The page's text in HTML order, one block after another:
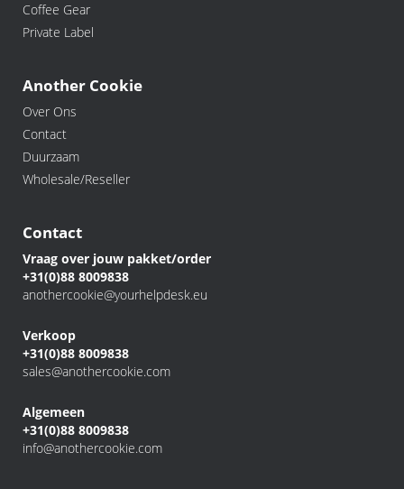
Coffee Gear
Private Label
Another Cookie
Over Ons
Contact
Duurzaam
Wholesale/Reseller
Contact
Vraag over jouw pakket/order
+31(0)88 8009838
anothercookie@yourhelpdesk.eu
Verkoop
+31(0)88 8009838
sales@anothercookie.com
Algemeen
+31(0)88 8009838
info@anothercookie.com